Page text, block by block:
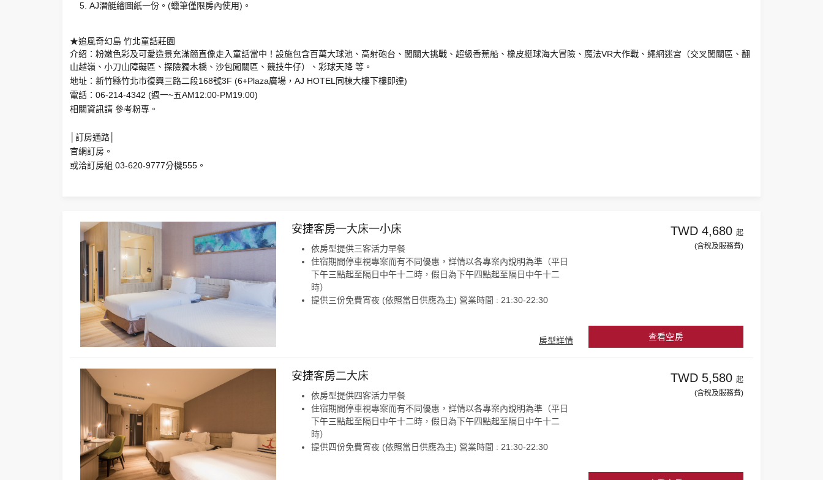
AJ潛艇繪圖紙一份。(蠟筆僅限房內使用)。
★追風奇幻島 竹北童話莊園
介紹：粉嫩色彩及可愛造景充滿簡直像走入童話當中！設施包含百萬大球池、高射砲台、闖關大挑戰、超級香蕉船、橡皮艇球海大冒險、魔法VR大作戰、繩網迷宮（交叉闖關區、翻
山越嶺、小刀山障礙區、探險獨木橋、沙包闖關區、競技牛仔）、彩球天降 等。
地址：新竹縣竹北市復興三路二段168號3F (6+Plaza廣場，AJ HOTEL同棟大樓下樓即達)
電話：06-214-4342 (週一~五AM12:00-PM19:00)
相關資訊請 參考粉專 。
│訂房通路│
官網訂房。
或洽訂房組 03-620-9777分機555。
安捷客房一大床一小床
依房型提供三客活力早餐
住宿期間停車視專案而有不同優惠，詳情以各專案內說明為準（平日
下午三點起至隔日中午十二時，假日為下午四點起至隔日中午十二
時）
提供三份免費宵夜 (依照當日供應為主) 營業時間 : 21:30-22:30
房型詳情
TWD 4,680 起
(含稅及服務費)
查看空房
安捷客房二大床
依房型提供四客活力早餐
住宿期間停車視專案而有不同優惠，詳情以各專案內說明為準（平日
下午三點起至隔日中午十二時，假日為下午四點起至隔日中午十二
時）
提供四份免費宵夜 (依照當日供應為主) 營業時間 : 21:30-22:30
TWD 5,580 起
(含稅及服務費)